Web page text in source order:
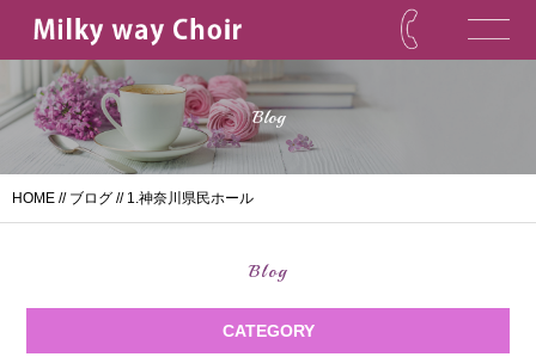
Blog
HOME // ブログ // 1.神奈川県民ホール
Blog
CATEGORY